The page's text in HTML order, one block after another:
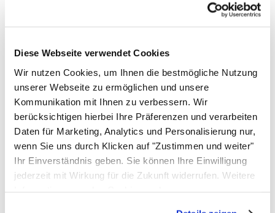
Diese Webseite verwendet Cookies
Wir nutzen Cookies, um Ihnen die bestmögliche Nutzung
unserer Webseite zu ermöglichen und unsere
Kommunikation mit Ihnen zu verbessern. Wir
berücksichtigen hierbei Ihre Präferenzen und verarbeiten
Daten für Marketing, Analytics und Personalisierung nur,
wenn Sie uns durch Klicken auf "Zustimmen und weiter"
Ihr Einverständnis geben. Sie können Ihre Einwilligung
jederzeit mit Wirkung für die Zukunft widerrufen. Weitere
Stoppo XL Abgrenzungsband zur Wandmontage 9,1m - schwarz